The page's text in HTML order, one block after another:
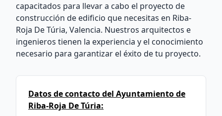
capacitados para llevar a cabo el proyecto de
construcción de edificio que necesitas en Riba-
Roja De Túria, Valencia. Nuestros arquitectos e
ingenieros tienen la experiencia y el conocimiento
necesario para garantizar el éxito de tu proyecto.
Datos de contacto del Ayuntamiento de
Riba-Roja De Túria: